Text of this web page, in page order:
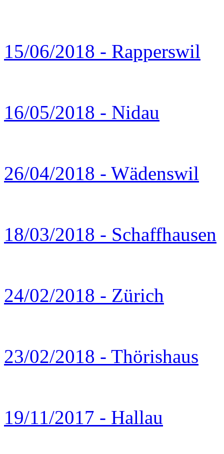
15/06/2018 - Rapperswil
16/05/2018 - Nidau
26/04/2018 - Wädenswil
18/03/2018 - Schaffhausen
24/02/2018 - Zürich
23/02/2018 - Thörishaus
19/11/2017 - Hallau